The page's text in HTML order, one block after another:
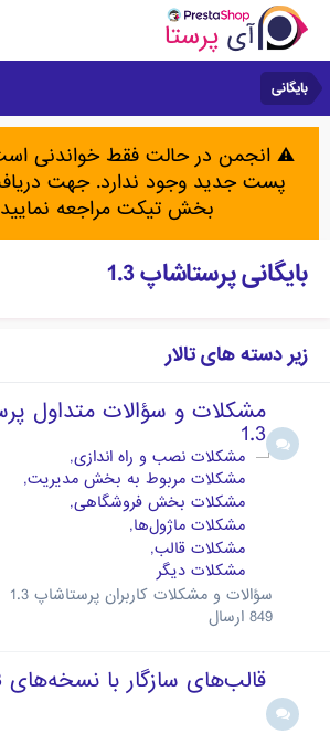
بایگانی
⚠️ انجمن در حالت فقط خواندنی
پست جدید وجود ندارد. جهت
بخش تیکت مراجعه
بایگانی پرستاشاپ 1.3
زیر دسته های تالار
مشکلات و سؤالات متداول
1.3
مشکلات نصب و راه اندازی
مشکلات مربوط به بخش مدیریت
مشکلات بخش فروشگاهی
مشکلات ماژول‌ها
مشکلات قالب
مشکلات دیگر
سؤالات و مشکلات کاربران پرستاشاپ 1.3
849 ارسال
قالب‌های سازگار با نسخه‌های 1.3